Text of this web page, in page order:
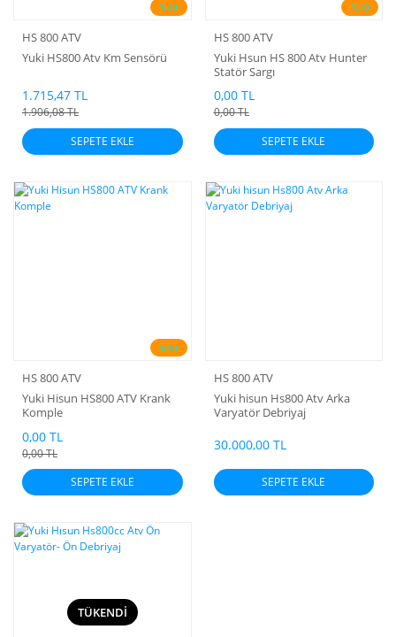
%10
HS 800 ATV
Yuki HS800 Atv Km Sensörü
1.715,47 TL
1.906,08 TL
SEPETE EKLE
%10
HS 800 ATV
Yuki Hsun HS 800 Atv Hunter
Statör Sargı
0,00 TL
0,00 TL
SEPETE EKLE
%10
HS 800 ATV
Yuki Hisun HS800 ATV Krank
Komple
0,00 TL
0,00 TL
SEPETE EKLE
HS 800 ATV
Yuki hisun Hs800 Atv Arka
Varyatör Debriyaj
30.000,00 TL
SEPETE EKLE
TÜKENDİ